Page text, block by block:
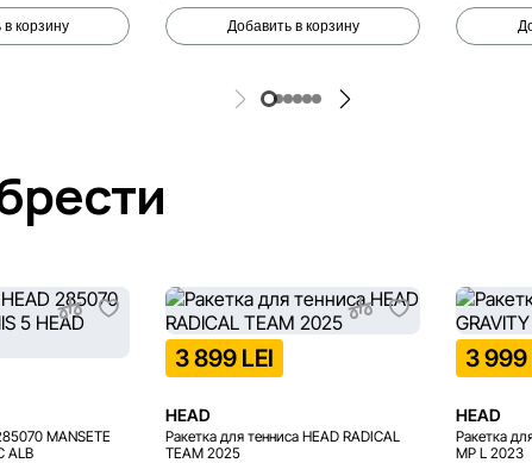
корзину Добавить в корзину
MANSETE
ALB
3 899 LEI
HEAD
Ракетка для тенниса HEAD RADICAL
TEAM 2025
3 999
HEAD
Ракетка
MP L 2023